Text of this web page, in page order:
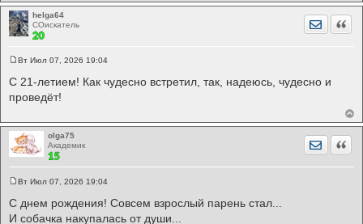
helga64
СОискатель
о
о
б
н
и
е
Вт Июл 07, 2026 19:04
С 21-летием! Как чудесно встретил, так, надеюсь, чудесно и
проведëт!
olga75
Академик
о
б
Вт Июл 07, 2026 19:04
С днем рождения! Совсем взрослый парень стал...
И собачка накупалась от души...